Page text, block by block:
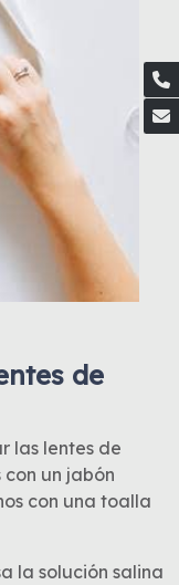
de
las lentes de
un jabón
con una toalla
la solución salina